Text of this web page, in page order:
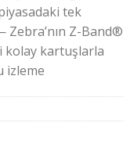
tek
Z-Band®
kolay kartuşlarla
izleme